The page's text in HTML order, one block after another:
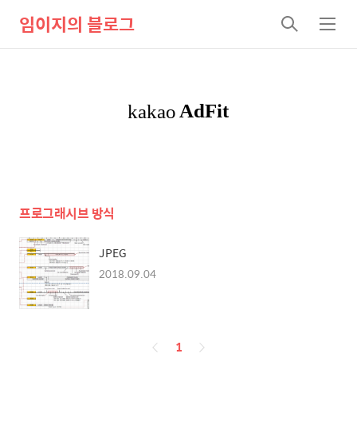
임이지의 블로그
검
색
메
뉴
프로그래시브 방식
JPEG
2018.09.04
페
1